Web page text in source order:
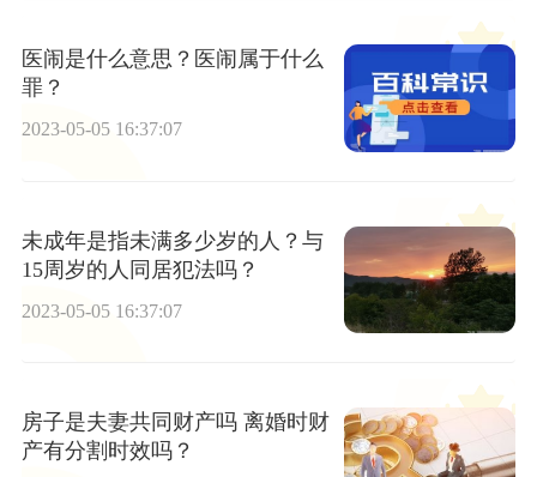
医闹是什么意思？医闹属于什么
罪？
2023-05-05 16:37:07
未成年是指未满多少岁的人？与
15周岁的人同居犯法吗？
2023-05-05 16:37:07
房子是夫妻共同财产吗 离婚时财
产有分割时效吗？